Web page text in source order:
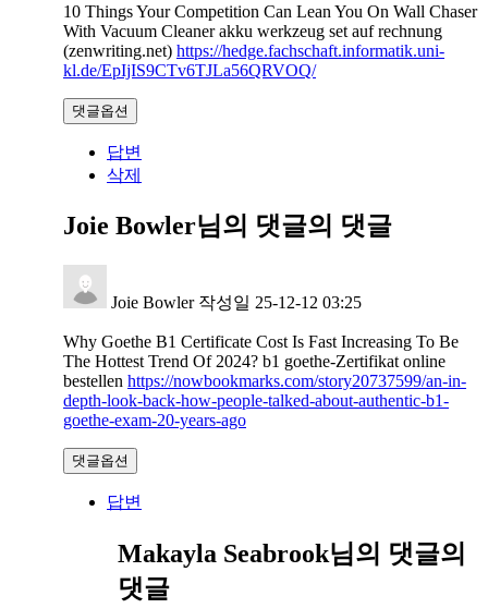
10 Things Your Competition Can Lean You On Wall Chaser
With Vacuum Cleaner akku werkzeug set auf rechnung
(zenwriting.net) https://hedge.fachschaft.informatik.uni-
kl.de/EpIjIS9CTv6TJLa56QRVOQ/
댓글옵션
답변
삭제
Joie Bowler님의 댓글의 댓글
Joie Bowler 작성일 25-12-12 03:25
Why Goethe B1 Certificate Cost Is Fast Increasing To Be
The Hottest Trend Of 2024? b1 goethe-Zertifikat online
bestellen https://nowbookmarks.com/story20737599/an-in-
depth-look-back-how-people-talked-about-authentic-b1-
goethe-exam-20-years-ago
댓글옵션
답변
Makayla Seabrook님의 댓글의
댓글